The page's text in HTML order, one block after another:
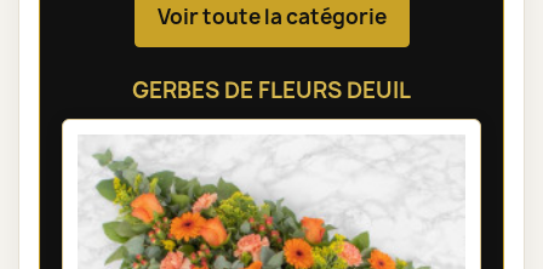
Voir toute la catégorie
GERBES DE FLEURS DEUIL